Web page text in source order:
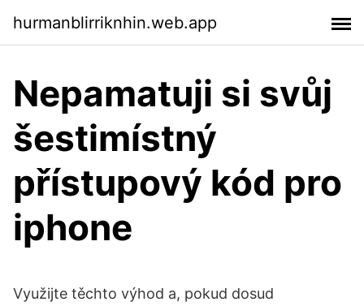
hurmanblirriknhin.web.app
Nepamatuji si svůj
šestimístný
přístupový kód pro
iphone
Využijte těchto výhod a, pokud dosud